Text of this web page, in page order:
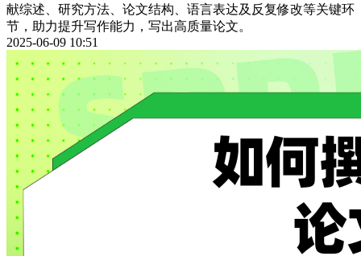
献综述、研究方法、论文结构、语言表达及反复修改等关键环
节，助力提升写作能力，写出高质量论文。
2025-06-09 10:51